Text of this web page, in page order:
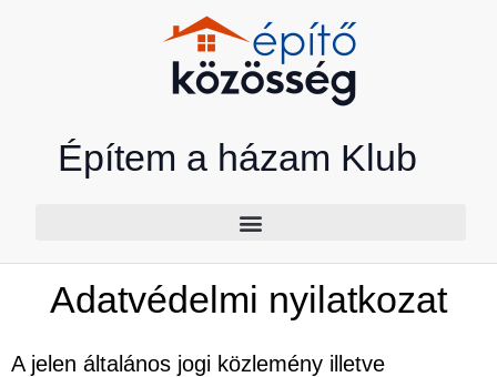
Építem a házam Klub
Adatvédelmi nyilatkozat
A jelen általános jogi közlemény illetve